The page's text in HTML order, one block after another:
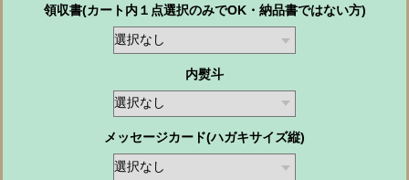
領収書(カート内１点選択のみでOK・納品書ではない方)
内熨斗
メッセージカード(ハガキサイズ縦)